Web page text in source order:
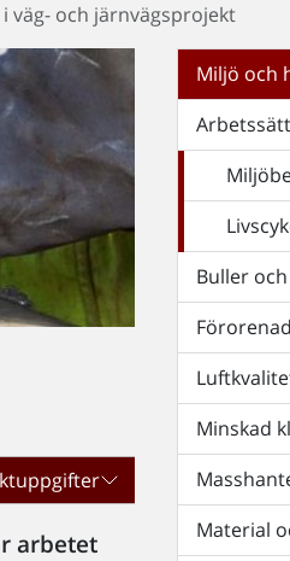
väg- och järnvägsprojekt
arbetet
Miljö och
Buller
Minskad
Material